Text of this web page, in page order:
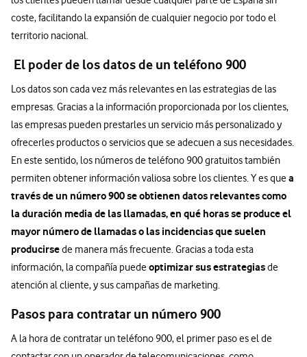
coste, facilitando la expansión de cualquier negocio por todo el
territorio nacional.
El poder de los datos de un teléfono 900
Los datos son cada vez más relevantes en las estrategias de las
empresas. Gracias a la información proporcionada por los clientes,
las empresas pueden prestarles un servicio más personalizado y
ofrecerles productos o servicios que se adecuen a sus necesidades.
En este sentido, los números de teléfono 900 gratuitos también
permiten obtener información valiosa sobre los clientes. Y es quea
través de un número 900 se obtienen datos relevantes como
la duración media de las llamadas, en qué horas se produce el
mayor número de llamadas o las incidencias que suelen
producirsede manera más frecuente. Gracias a toda esta
información, la compañía puedeoptimizar sus estrategiasde
atención al cliente, y sus campañas de marketing.
Pasos para contratar un número 900
A la hora de contratar un teléfono 900, el primer paso es el de